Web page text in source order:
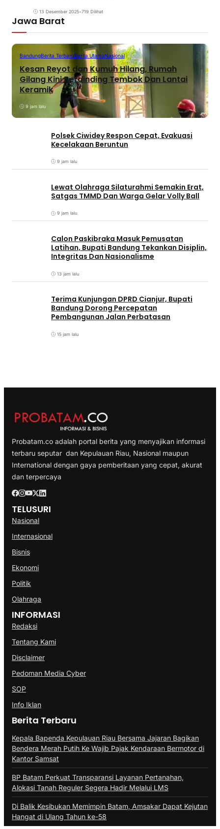
13 Desember 2025•719 Dilihat
Jawa Barat
BandungBerita TerbaruBerita UtamaNasional
Kesan Reyot dan Kumuh Hilang, Rumah
Gilang Kini Berdinding Tembok Dan Lantai
Keramik
9 jam lalu
Polsek Ciwidey Respon Cepat, Evakuasi
Kecelakaan Beruntun
9 jam lalu
Lewat Olahraga Silaturahmi Semakin Erat,
Satgas TMMD Dan Warga Gelar Volly Ball
9 jam lalu
Calon Paskibraka Masuk Pemusatan
Latihan, Bupati Bandung Tekankan Disiplin,
Integritas Dan Nasionalisme
13 jam lalu
Terima Kunjungan DPRD Cianjur, Bupati
Bandung Dorong Percepatan
Pembangunan Jalan Perbatasan
15 jam lalu
Probatam.co adalah portal berita yang menyajikan informasi
terbaru seputar dan Kepulauan Riau, Nasional maupun
International dengan gaya pemberitaan yang cepat, akurat
dan terpercaya
TELUSURI
Nasional
Internasional
Bisnis
Ekonomi
Politik
Olahraga
INFORMASI
Redaksi
Tentang Kami
Disclaimer
Pedoman Media Cyber
SOP
Info Iklan
Berita Terbaru
Kepala Bapenda Kepulauan Riau Bersama Jajaran Bagikan
Bendera Merah Putih Ke Wajib Pajak Kendaraan Bermotor di
Kantor Samsat
BP Batam Perkuat Transparansi Layanan Pertanahan,
Alokasi Tanah Reguler Segera Hadir Melalui LMS
Di Balik Kesibukan Memimpin Batam, Amsakar Dapat Kejutan
Hangat di Ulang Tahun ke-58